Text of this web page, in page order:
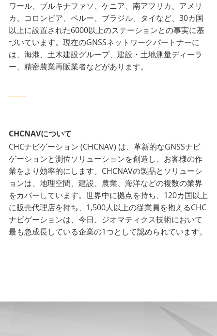
ワール、ブルキナファソ、ケニア、南アフリカ、アメリ
カ、コロンビア、ペルー、ブラジル、タイなど、30カ国
以上に設置された6000以上のステーションとの事実に基
づいています。現在のGNSSネットワークパートナーに
は、海港、土木建設グループ、建設・土地測量ディーラ
ー、精密農業再販業者などがあります。
CHCNAVについて
CHCナビゲーション (CHCNAV) は、革新的なGNSSナビ
ゲーションと測位ソリューションを創造し、お客様の作
業をより効率的にします。CHCNAVの製品とソリューシ
ョンは、地理空間、建設、農業、海洋などの複数の業界
をカバーしています。世界中に拠点を持ち、120カ国以上
に販売代理店を持ち、1,500人以上の従業員を抱えるCHC
ナビゲーションは、今日、ジオマティクス技術において
最も急成長している企業の1つとして認められています。